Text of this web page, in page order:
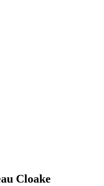
Cloake